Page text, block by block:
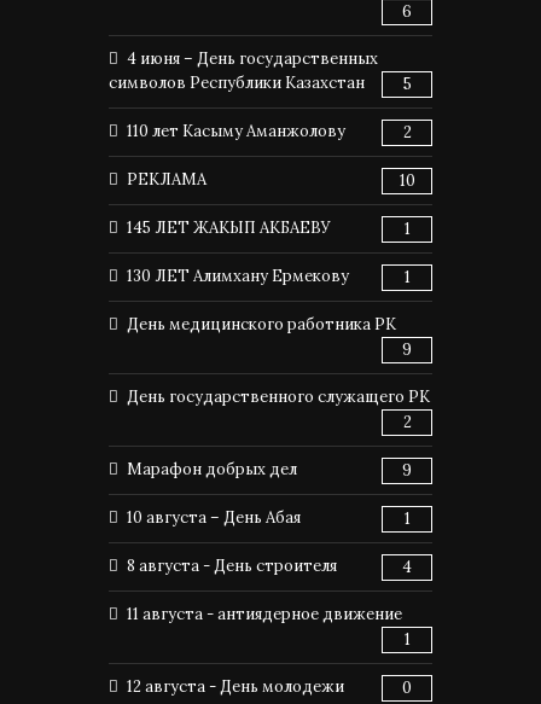
6
4 июня – День государственных
символов Республики Казахстан
5
110 лет Касыму Аманжолову 2
РЕКЛАМА 10
145 ЛЕТ ЖАКЫП АКБАЕВУ 1
130 ЛЕТ Алимхану Ермекову 1
День медицинского работника РК
9
День государственного служащего РК
2
Марафон добрых дел 9
10 августа – День Абая 1
8 августа - День строителя 4
11 августа - антиядерное движение
1
12 августа - День молодежи 0